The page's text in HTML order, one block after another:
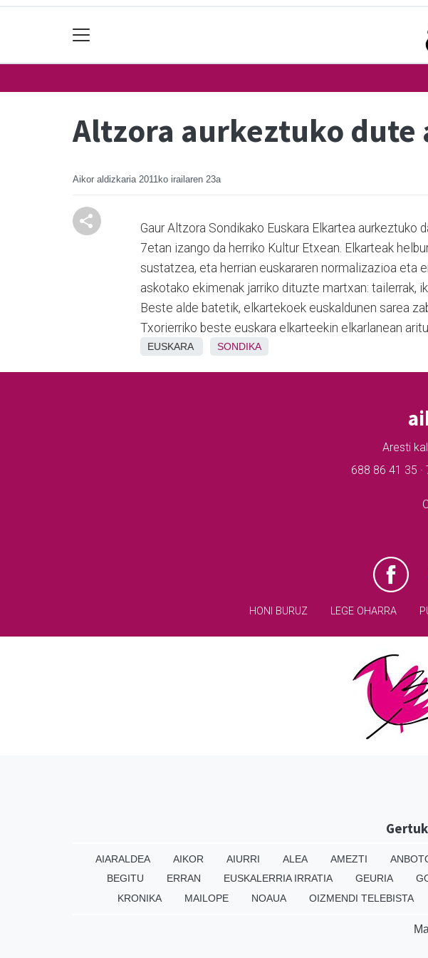
Altzora aurkeztuko dute
Aikor aldizkaria 2011ko irailaren 23a
Gaur Altzora Sondikako Euskara Elkartea aurkeztuko
7etan izango da herriko Kultur Etxean. Elkarteak
sustatzea, eta herrian euskararen normalizazioa eta
askotako ekimenak jarriko dituzte martxan: tailerrak,
Beste alde batetik, elkartekoek euskaldunen sarea
Txorierriko beste euskara elkarteekin elkarlanean
EUSKARA SONDIKA
Aresti
688 86 41 35
HONI BURUZ LEGE OHARRA
AIARALDEA AIKOR AIURRI ALEA AMEZTI
BEGITU
ERRAN EUSKALERRIA IRRATIA GEURIA
KRONIKA
MAILOPE NOAUA OIZMENDI TELEBISTA